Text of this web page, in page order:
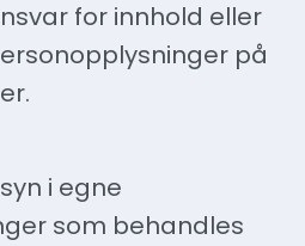
for innhold eller
på
i egne
som behandles